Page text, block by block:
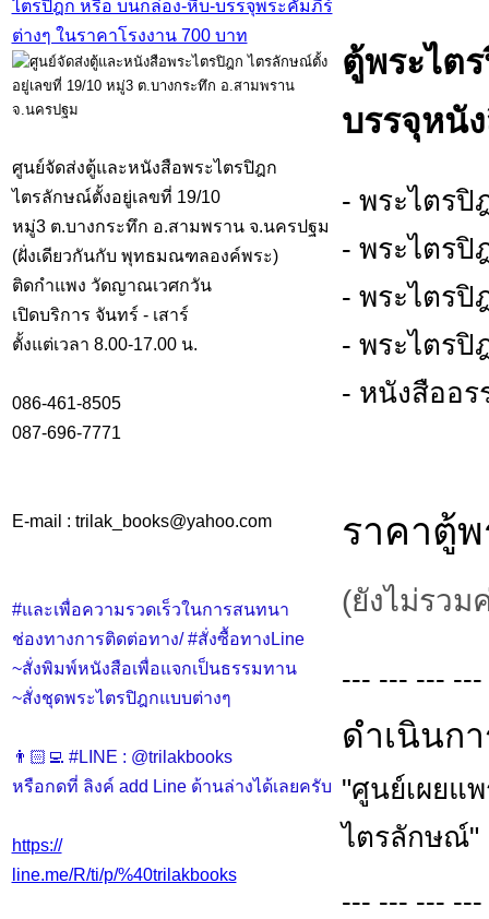
ศูนย์จัดส่งตู้และหนังสือพระไตรปิฎก
ไตรลักษณ์ตั้งอยู่เลขที่ 19/10
หมู่3 ต.บางกระทึก อ.สามพราน จ.นครปฐม
(ฝั่งเดียวกันกับ พุทธมณฑลองค์พระ)
ติดกำแพง วัดญาณเวศกวัน
เปิดบริการ จันทร์ - เสาร์
ตั้งแต่เวลา 8.00-17.00 น.
086-461-8505
087-696-7771
E-mail : trilak_books@yahoo.com
#และเพื่อความรวดเร็วในการสนทนา
ช่องทางการติดต่อทาง/ #สั่งซื้อทางLine
~สั่งพิมพ์หนังสือเพื่อแจกเป็นธรรมทาน
~สั่งชุดพระไตรปิฎกแบบต่างๆ
👨🏻‍💻 #LINE : @trilakbooks
หรือกดที่ ลิงค์ add Line ด้านล่างได้เลยครับ
https://
line.me/R/ti/p/%40trilakbooks
ตู้พระไต
บรรจุหนั
- พระไตรปิ
- พระไตรปิ
- พระไตรปิ
- พระไตรปิ
- หนังสืออร
ราคาตู้
(ยังไม่รวม
--- --- ---
ดำเนินก
"ศูนย์เผยแ
ไตรลักษณ์"
--- --- ---